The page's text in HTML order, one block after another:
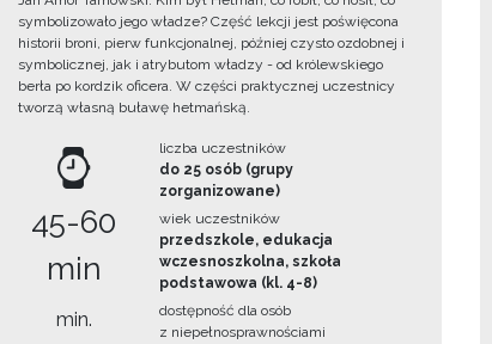
symbolizowało jego władze? Część lekcji jest poświęcona
historii broni, pierw funkcjonalnej, później czysto ozdobnej i
symbolicznej, jak i atrybutom władzy - od królewskiego
berła po kordzik oficera. W części praktycznej uczestnicy
tworzą własną buławę hetmańską.
45-60
min
min.
liczba uczestników
do 25 osób (grupy
zorganizowane)
wiek uczestników
przedszkole, edukacja
wczesnoszkolna, szkoła
podstawowa (kl. 4-8)
dostępność dla osób
z niepełnosprawnościami